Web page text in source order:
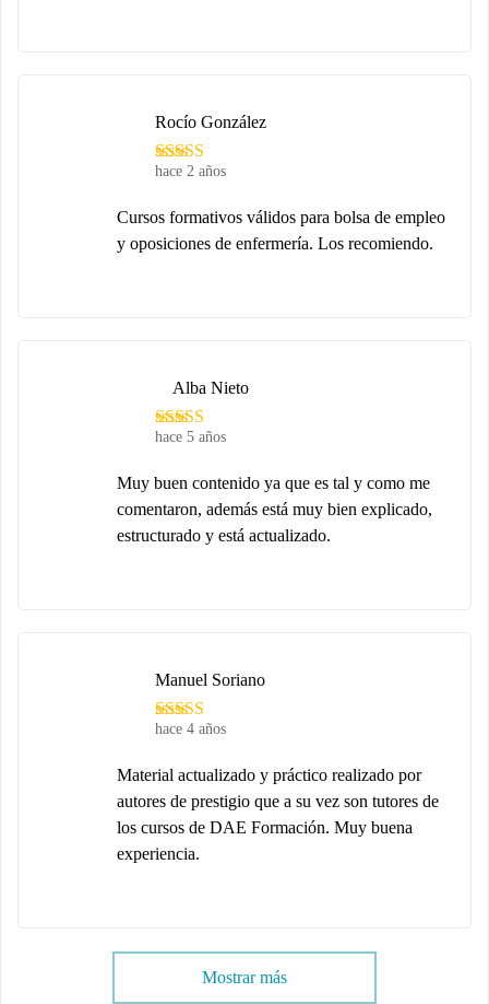
hace 2 años
Rocío González
Cursos formativos válidos para bolsa de empleo
y oposiciones de enfermería. Los recomiendo.
hace 5 años
Alba Nieto
Muy buen contenido ya que es tal y como me
comentaron, además está muy bien explicado,
estructurado y está actualizado.
hace 4 años
Manuel Soriano
Material actualizado y práctico realizado por
autores de prestigio que a su vez son tutores de
los cursos de DAE Formación. Muy buena
experiencia.
Mostrar más